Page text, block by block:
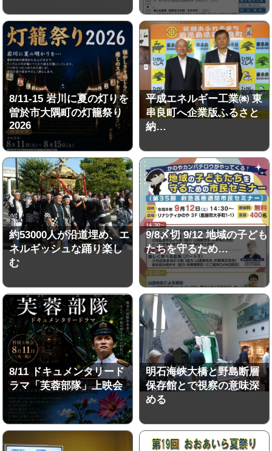
8/11-15 岩川に夏の灯りを
曽於市大隅町の灯籠祭り
2026
平成エネルギー工業㈱ 東
串良町へ企業版ふるさと
納…
約53000人が沿道埋め、エ
ネルギッシュな踊り楽し
む
9/8〆切 9/12 地域の子ども
たちを守るため…
8/11 ドキュメンタリード
ラマ「芙蓉部隊」上映会
明石海峡大橋と野島断層
保存館とで視察の意味深
める